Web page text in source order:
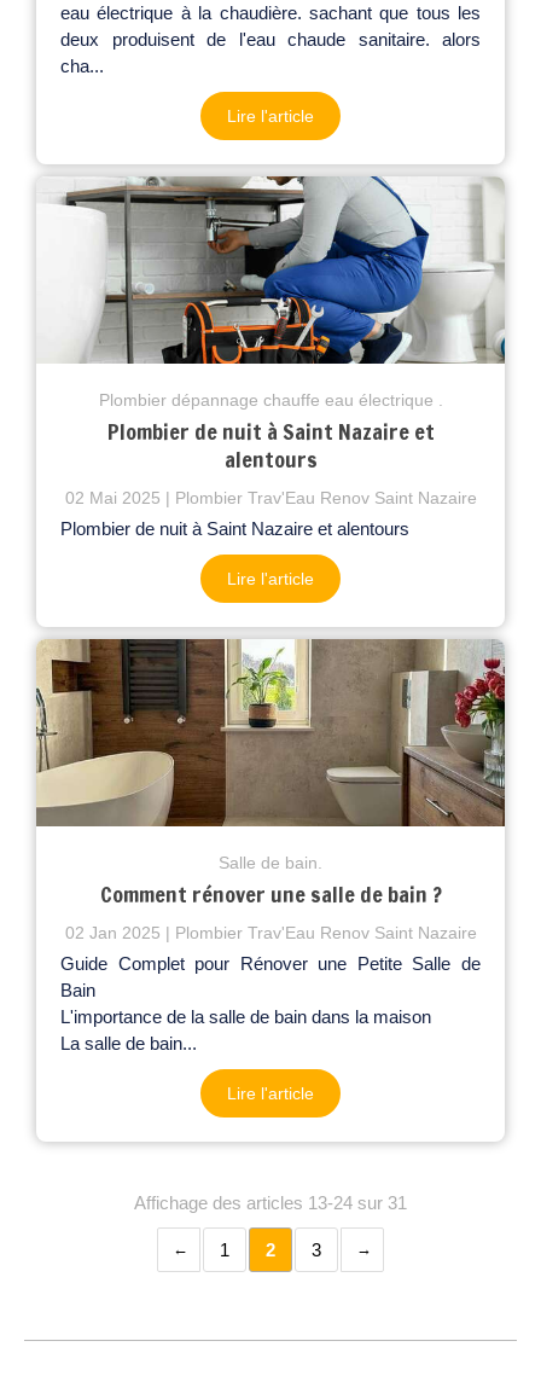
eau électrique à la chaudière. sachant que tous les
deux produisent de l'eau chaude sanitaire. alors
cha...
Lire l'article
Plombier dépannage chauffe eau électrique .
Plombier de nuit à Saint Nazaire et
alentours
02 Mai 2025 Plombier Trav'Eau Renov Saint Nazaire
Plombier de nuit à Saint Nazaire et alentours
Lire l'article
Salle de bain.
Comment rénover une salle de bain ?
02 Jan 2025 Plombier Trav'Eau Renov Saint Nazaire
Guide Complet pour Rénover une Petite Salle de
Bain
L'importance de la salle de bain dans la maison
La salle de bain...
Lire l'article
Affichage des articles 13-24 sur 31
1 2 3